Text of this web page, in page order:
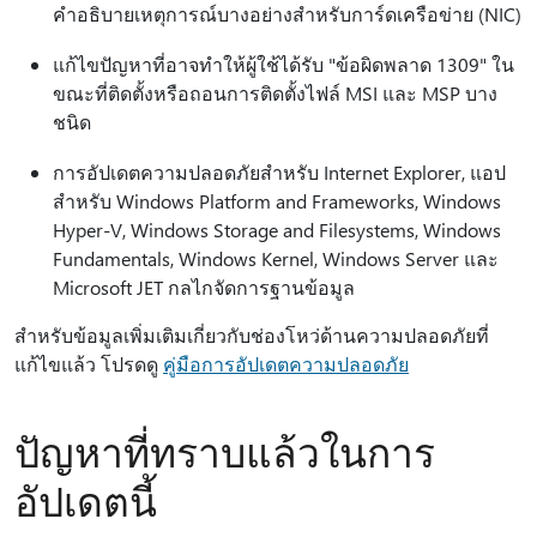
คำอธิบายเหตุการณ์บางอย่างสำหรับการ์ดเครือข่าย (NIC)
แก้ไขปัญหาที่อาจทำให้ผู้ใช้ได้รับ "ข้อผิดพลาด 1309" ใน
ขณะที่ติดตั้งหรือถอนการติดตั้งไฟล์ MSI และ MSP บาง
ชนิด
การอัปเดตความปลอดภัยสำหรับ Internet Explorer, แอป
สำหรับ Windows Platform and Frameworks, Windows
Hyper-V, Windows Storage and Filesystems, Windows
Fundamentals, Windows Kernel, Windows Server และ
Microsoft JET กลไกจัดการฐานข้อมูล
สำหรับข้อมูลเพิ่มเติมเกี่ยวกับช่องโหว่ด้านความปลอดภัยที่
แก้ไขแล้ว โปรดดู คู่มือการอัปเดตความปลอดภัย
ปัญหาที่ทราบแล้วในการ
อัปเดตนี้